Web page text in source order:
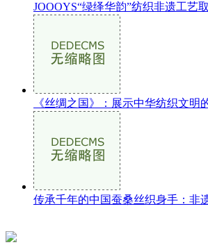
JOOOYS“绿绎华韵”纺织非遗工艺
《丝绸之国》：展示中华纺织文明
传承千年的中国蚕桑丝织身手：非